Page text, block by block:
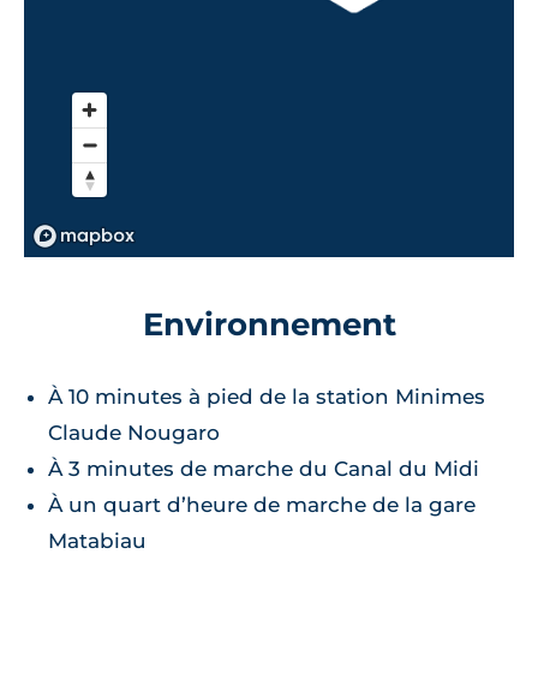
Environnement
À 10 minutes à pied de la station Minimes
Claude Nougaro
À 3 minutes de marche du Canal du Midi
À un quart d’heure de marche de la gare
Matabiau